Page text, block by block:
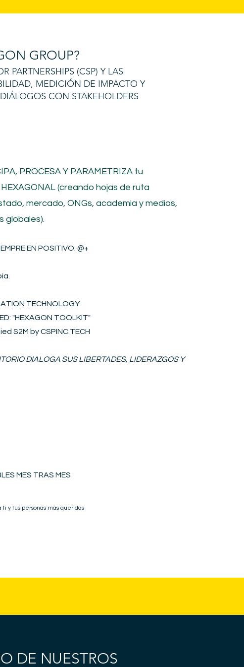
GROUP?
PARTNERSHIPS (CSP) Y LAS
MEDICIÓN DE IMPACTO Y
CON STAKEHOLDERS
PROCESA Y PARAMETRIZA tu
(creando hojas de ruta
mercado, ONGs, academia y medios,
globales).
EN POSITIVO​: @+
TECHNOLOGY
"HEXAGON TOOLKIT"
S2M by CSPINC.TECH
DIALOGA SUS LIBERTADES, LIDERAZGOS Y
MES TRAS MES
ti y tus personas más queridas
DE NUESTROS